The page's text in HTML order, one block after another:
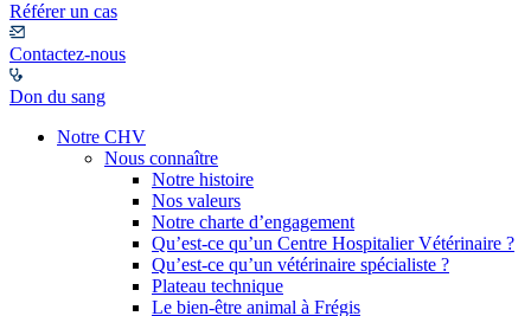
Référer un cas
Contactez-nous
Don du sang
Notre CHV
Nous connaître
Notre histoire
Nos valeurs
Notre charte d’engagement
Qu’est-ce qu’un Centre Hospitalier Vétérinaire ?
Qu’est-ce qu’un vétérinaire spécialiste ?
Plateau technique
Le bien-être animal à Frégis